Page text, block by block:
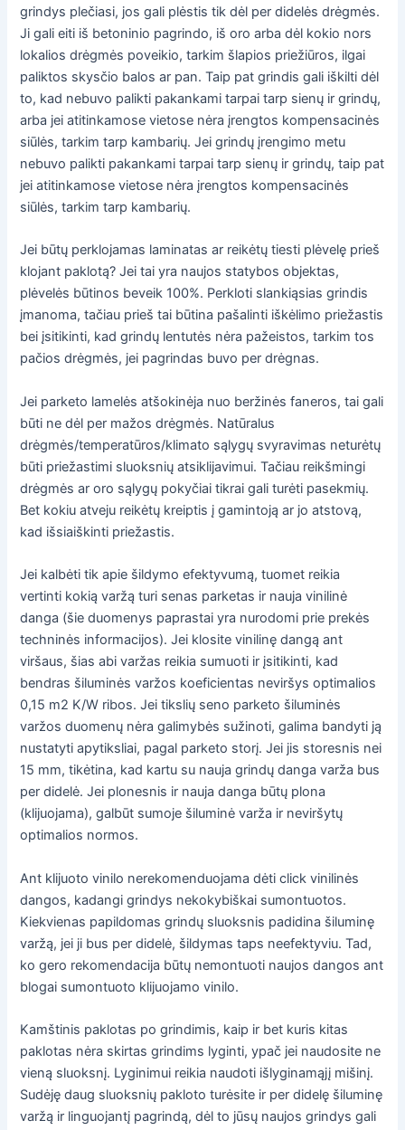
grindys plečiasi, jos gali plėstis tik dėl per didelės drėgmės.
Ji gali eiti iš betoninio pagrindo, iš oro arba dėl kokio nors
lokalios drėgmės poveikio, tarkim šlapios priežiūros, ilgai
paliktos skysčio balos ar pan. Taip pat grindis gali iškilti dėl
to, kad nebuvo palikti pakankami tarpai tarp sienų ir grindų,
arba jei atitinkamose vietose nėra įrengtos kompensacinės
siūlės, tarkim tarp kambarių. Jei grindų įrengimo metu
nebuvo palikti pakankami tarpai tarp sienų ir grindų, taip pat
jei atitinkamose vietose nėra įrengtos kompensacinės
siūlės, tarkim tarp kambarių.
Jei būtų perklojamas laminatas ar reikėtų tiesti plėvelę prieš
klojant paklotą? Jei tai yra naujos statybos objektas,
plėvelės būtinos beveik 100%. Perkloti slankiąsias grindis
įmanoma, tačiau prieš tai būtina pašalinti iškėlimo priežastis
bei įsitikinti, kad grindų lentutės nėra pažeistos, tarkim tos
pačios drėgmės, jei pagrindas buvo per drėgnas.
Jei parketo lamelės atšokinėja nuo beržinės faneros, tai gali
būti ne dėl per mažos drėgmės. Natūralus
drėgmės/temperatūros/klimato sąlygų svyravimas neturėtų
būti priežastimi sluoksnių atsiklijavimui. Tačiau reikšmingi
drėgmės ar oro sąlygų pokyčiai tikrai gali turėti pasekmių.
Bet kokiu atveju reikėtų kreiptis į gamintoją ar jo atstovą,
kad išsiaiškinti priežastis.
Jei kalbėti tik apie šildymo efektyvumą, tuomet reikia
vertinti kokią varžą turi senas parketas ir nauja vinilinė
danga (šie duomenys paprastai yra nurodomi prie prekės
techninės informacijos). Jei klosite vinilinę dangą ant
viršaus, šias abi varžas reikia sumuoti ir įsitikinti, kad
bendras šiluminės varžos koeficientas neviršys optimalios
0,15 m2 K/W ribos. Jei tikslių seno parketo šiluminės
varžos duomenų nėra galimybės sužinoti, galima bandyti ją
nustatyti apytiksliai, pagal parketo storį. Jei jis storesnis nei
15 mm, tikėtina, kad kartu su nauja grindų danga varža bus
per didelė. Jei plonesnis ir nauja danga būtų plona
(klijuojama), galbūt sumoje šiluminė varža ir neviršytų
optimalios normos.
Ant klijuoto vinilo nerekomenduojama dėti click vinilinės
dangos, kadangi grindys nekokybiškai sumontuotos.
Kiekvienas papildomas grindų sluoksnis padidina šiluminę
varžą, jei ji bus per didelė, šildymas taps neefektyviu. Tad,
ko gero rekomendacija būtų nemontuoti naujos dangos ant
blogai sumontuoto klijuojamo vinilo.
Kamštinis paklotas po grindimis, kaip ir bet kuris kitas
paklotas nėra skirtas grindims lyginti, ypač jei naudosite ne
vieną sluoksnį. Lyginimui reikia naudoti išlyginamąjį mišinį.
Sudėję daug sluoksnių pakloto turėsite ir per didelę šiluminę
varžą ir linguojantį pagrindą, dėl to jūsų naujos grindys gali